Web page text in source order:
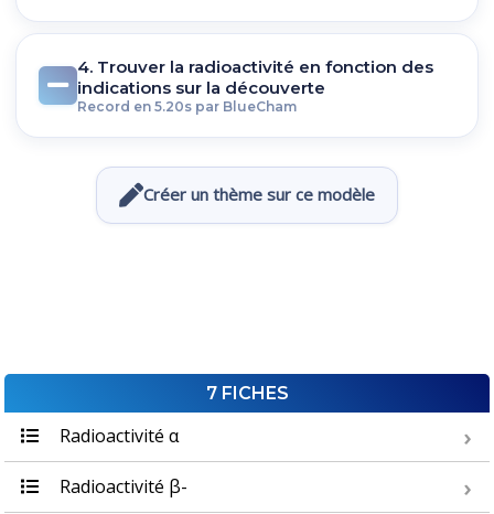
4. Trouver la radioactivité en fonction des
indications sur la découverte
Record en 5.20s par BlueCham
Créer un thème sur ce modèle
7 FICHES
Radioactivité α
Radioactivité β-